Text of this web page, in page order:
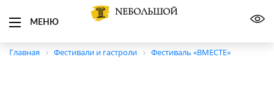
МЕНЮ
NЕБОЛЬШОЙ
Главная Фестивали и гастроли Фестиваль «ВМЕСТЕ»